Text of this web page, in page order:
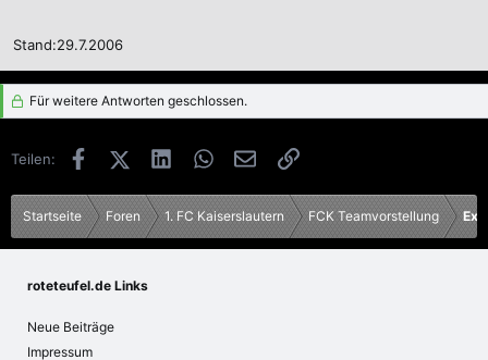
Stand:29.7.2006
Für weitere Antworten geschlossen.
Teilen: FacebookX (Twitter)LinkedInWhatsApp
E-MailLink
Startseite Foren 1. FC Kaiserslautern FCK Teamvorstellung Ex
roteteufel.de Links
Neue Beiträge
Impressum